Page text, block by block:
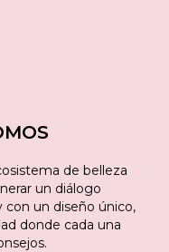
de belleza
un diálogo
con un diseño único,
donde cada una